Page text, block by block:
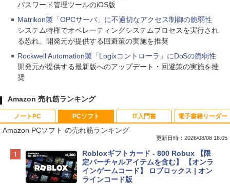
パスワード管理ツールのiOS版
Matrikon製「OPCサーバ」に不適切なアクセス制御の脆弱性
システム特権でオペレーティングシステムプロセスを実行され
る恐れ。開発元が提供する回避策の実施を推奨
Rockwell Automation製「Logixコントローラ」にDoSの脆弱性
開発元が提供する最新版へのアップデート・回避策の実施を推
奨
Amazon 売れ筋ランキング
ノートPC
Apple 2026 MacBook Neo A18 Proチッ
プ搭載13インチノートブック：AIとAppl
e Intelligenceのために設計、Liquid Ret
inaディスプレイ、8GBユニファイドメモ
PCソフト
Amazon PCソフト の売れ筋ランキング
更新日時：2026/08/08 18:05
Robloxギフトカード - 800 Robux 【限
定バーチャルアイテムを含む】 【オンラ
インゲームコード】 ロブロックス | オン
ラインコード版
IT入門書 電子書籍リーダー